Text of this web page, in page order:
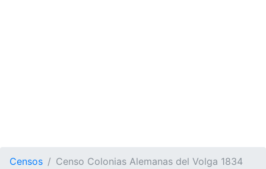
Censos Censo Colonias Alemanas del Volga 1834